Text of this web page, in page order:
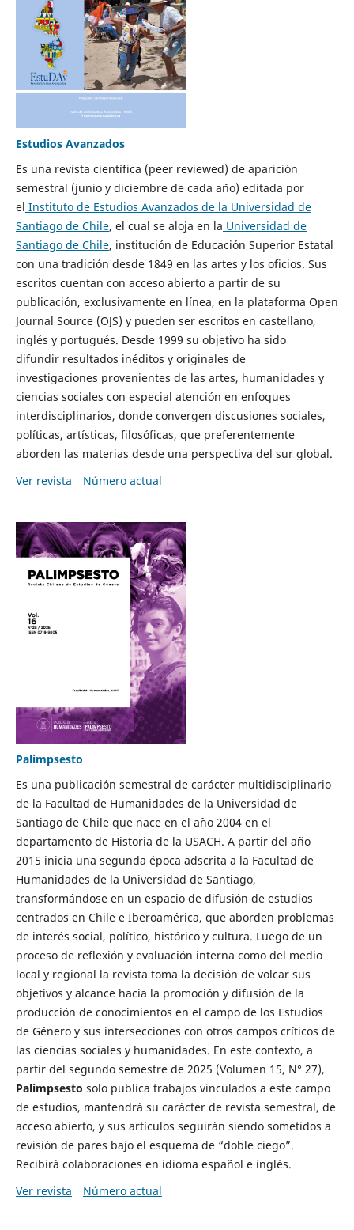
Estudios Avanzados
Es una revista científica (peer reviewed) de aparición
semestral (junio y diciembre de cada año) editada por
el Instituto de Estudios Avanzados de la Universidad de
Santiago de Chile, el cual se aloja en la Universidad de
Santiago de Chile, institución de Educación Superior Estatal
con una tradición desde 1849 en las artes y los oficios. Sus
escritos cuentan con acceso abierto a partir de su
publicación, exclusivamente en línea, en la plataforma Open
Journal Source (OJS) y pueden ser escritos en castellano,
inglés y portugués. Desde 1999 su objetivo ha sido
difundir resultados inéditos y originales de
investigaciones provenientes de las artes, humanidades y
ciencias sociales con especial atención en enfoques
interdisciplinarios, donde convergen discusiones sociales,
políticas, artísticas, filosóficas, que preferentemente
aborden las materias desde una perspectiva del sur global.
Ver revista
Número actual
Palimpsesto
Es una publicación semestral de carácter multidisciplinario
de la Facultad de Humanidades de la Universidad de
Santiago de Chile que nace en el año 2004 en el
departamento de Historia de la USACH. A partir del año
2015 inicia una segunda época adscrita a la Facultad de
Humanidades de la Universidad de Santiago,
transformándose en un espacio de difusión de estudios
centrados en Chile e Iberoamérica, que aborden problemas
de interés social, político, histórico y cultura. Luego de un
proceso de reflexión y evaluación interna como del medio
local y regional la revista toma la decisión de volcar sus
objetivos y alcance hacia la promoción y difusión de la
producción de conocimientos en el campo de los Estudios
de Género y sus intersecciones con otros campos críticos de
las ciencias sociales y humanidades. En este contexto, a
partir del segundo semestre de 2025 (Volumen 15, N° 27),
Palimpsesto solo publica trabajos vinculados a este campo
de estudios, mantendrá su carácter de revista semestral, de
acceso abierto, y sus artículos seguirán siendo sometidos a
revisión de pares bajo el esquema de “doble ciego”.
Recibirá colaboraciones en idioma español e inglés.
Ver revista
Número actual